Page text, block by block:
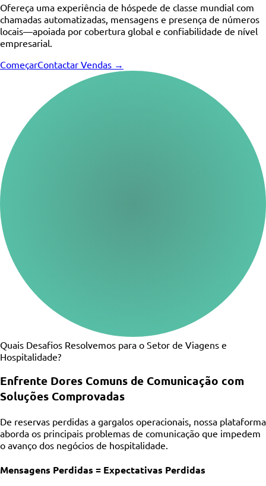
Ofereça uma experiência de hóspede de classe mundial com
chamadas automatizadas, mensagens e presença de números
locais—apoiada por cobertura global e confiabilidade de nível
empresarial.
ComeçarContactar Vendas →
Quais Desafios Resolvemos para o Setor de Viagens e
Hospitalidade?
Enfrente Dores Comuns de Comunicação com
Soluções Comprovadas
De reservas perdidas a gargalos operacionais, nossa plataforma
aborda os principais problemas de comunicação que impedem
o avanço dos negócios de hospitalidade.
Mensagens Perdidas = Expectativas Perdidas